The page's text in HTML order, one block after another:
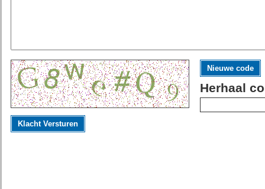
Nieuwe code
Herhaal
Klacht Versturen